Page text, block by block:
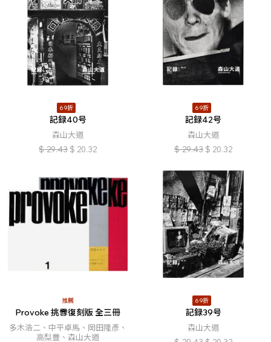
69折
記録40号
森山大道
$ 29.43 $ 20.32
69折
記録42号
森山大道
$ 29.43 $ 20.32
推薦
Provoke 挑釁復刻版 全三冊
多木浩二、中平卓馬、岡田隆彥、
高梨豐、森山大道
69折
記録39号
森山大道